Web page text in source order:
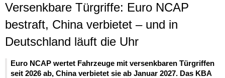
Versenkbare Türgriffe: Euro NCAP
bestraft, China verbietet – und in
Deutschland läuft die Uhr
Euro NCAP wertet Fahrzeuge mit versenkbaren Türgriffen
seit 2026 ab, China verbietet sie ab Januar 2027. Das KBA